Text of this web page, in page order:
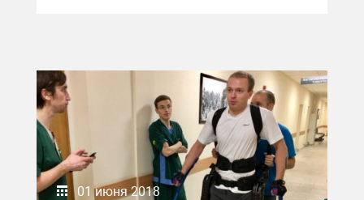
01 июня 2018